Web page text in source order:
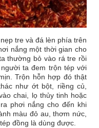
tre và đá lèn phía trên
nắng một thời gian cho
thường bỏ vào rá tre rồi
ta đem trộn tép với
Trộn hỗn hợp đó thật
như ớt bột, riềng củ,
chai, lọ thủy tinh hoặc
phơi nắng cho đến khi
màu đỏ au, thơm nức,
đồng là dùng được.